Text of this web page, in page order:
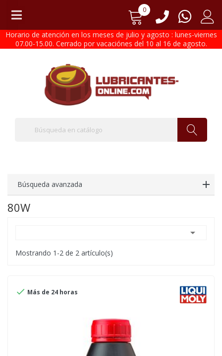
0
Horario de atención en los meses de julio y agosto : lunes-viernes
07.00-15.00. Cerrado por vacaciónes del 10 al 16 de agosto.
Búsqueda avanzada
80W

Mostrando 1-2 de 2 artículo(s)
 Más de 24 horas